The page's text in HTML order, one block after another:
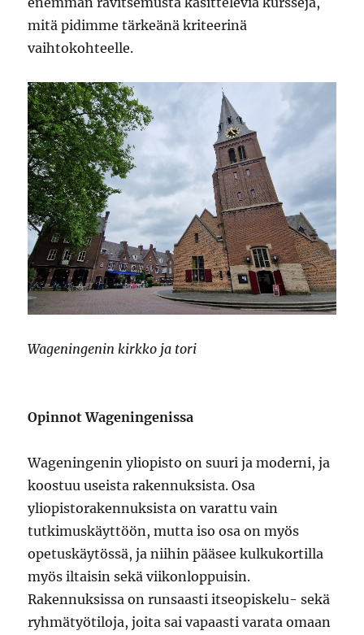
mitä pidimme tärkeänä kriteerinä
vaihtokohteelle.
Wageningenin kirkko ja tori
Opinnot Wageningenissa
Wageningenin yliopisto on suuri ja moderni, ja
koostuu useista rakennuksista. Osa
yliopistorakennuksista on varattu vain
tutkimuskäyttöön, mutta iso osa on myös
opetuskäytössä, ja niihin pääsee kulkukortilla
myös iltaisin sekä viikonloppuisin.
Rakennuksissa on runsaasti itseopiskelu- sekä
ryhmätyötiloja, joita sai vapaasti varata omaan